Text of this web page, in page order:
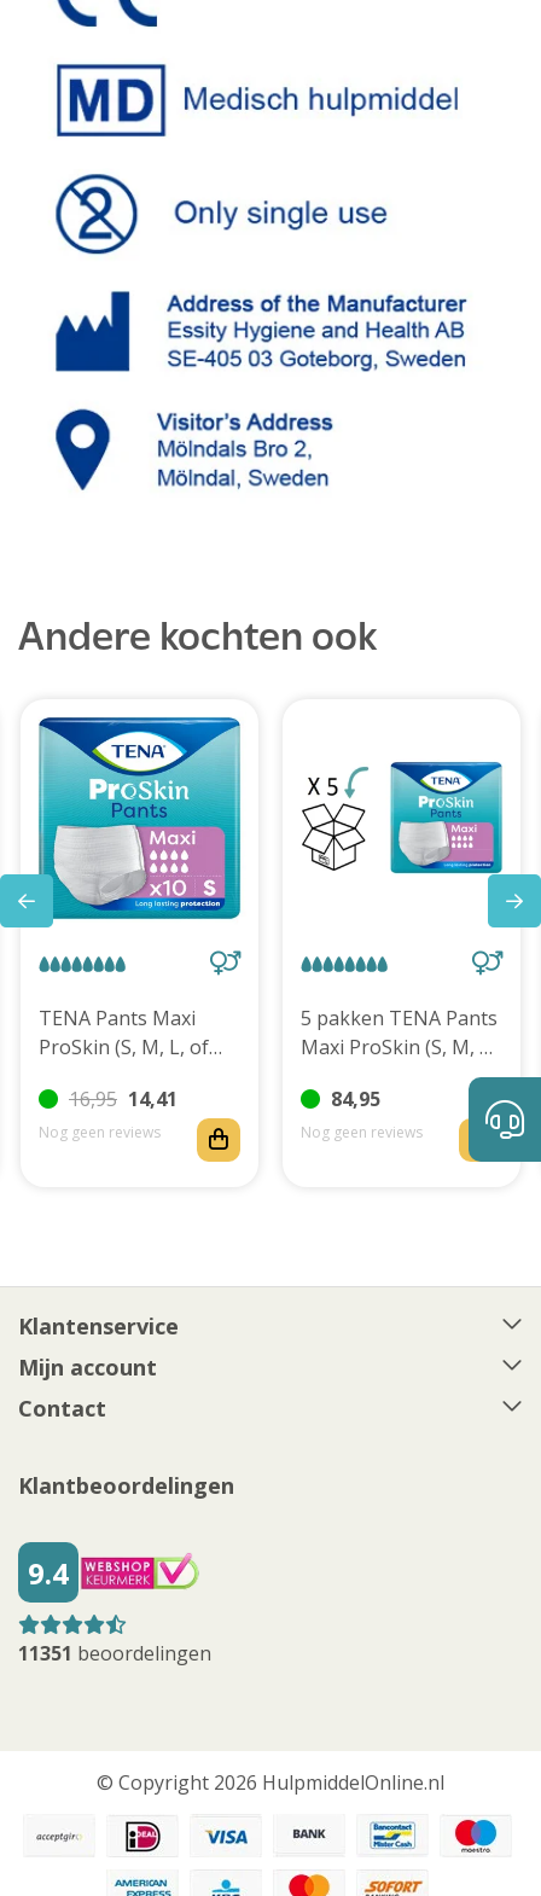
Andere kochten ook
TENA Pants Maxi
ProSkin (S, M, L, of
16,95 14,41
Nog geen reviews
5 pakken TENA Pants
Maxi ProSkin (S, M, L,
84,95
Nog geen reviews
Klantenservice
Mijn account
Contact
Klantbeoordelingen
9.4
11351 beoordelingen
© Copyright 2026 HulpmiddelOnline.nl